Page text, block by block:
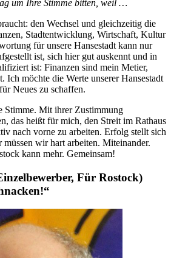
um Ihre Stimme bitten, weil …
den Wechsel und gleichzeitig die
Stadtentwicklung, Wirtschaft, Kultur
für unsere Hansestadt kann nur
ist, sich hier gut auskennt und in
ist: Finanzen sind mein Metier,
Ich möchte die Werte unserer Hansestadt
Neues zu schaffen.
Stimme. Mit ihrer Zustimmung
das heißt für mich, den Streit im Rathaus
nach vorne zu arbeiten. Erfolg stellt sich
wir hart arbeiten. Miteinander.
kann mehr. Gemeinsam!
Für Rostock)